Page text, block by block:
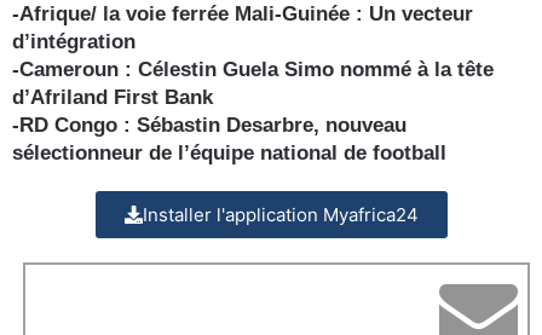
-Afrique/ la voie ferrée Mali-Guinée : Un vecteur
d’intégration
-Cameroun : Célestin Guela Simo nommé à la tête
d’Afriland First Bank
-RD Congo : Sébastin Desarbre, nouveau
sélectionneur de l’équipe national de football
Installer l'application Myafrica24